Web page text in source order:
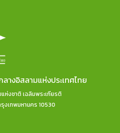
างอิสลามแห่งประเทศไทย
ห่งชาติ เฉลิมพระเกียรติ
เทพมหานคร 10530